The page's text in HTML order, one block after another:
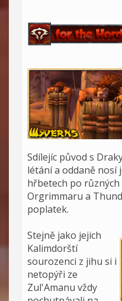
Sdílejíc původ s
létání a oddaně nosí
hřbetech po různých
Orgrimmaru a
poplatek.
Stejně jako jejich
Kalimdorští
sourozenci z jihu si i
netopýři ze
Zul'Amanu vždy